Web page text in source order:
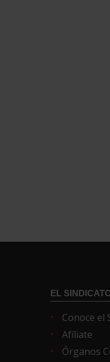
EL
Conoce el
Afíliate
Órganos